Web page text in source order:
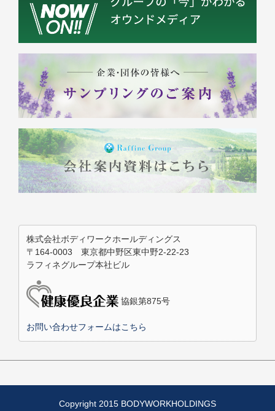
株式会社ボディワークホールディングス
〒164-0003 東京都中野区東中野2-22-23
ラフィネグループ本社ビル
協銀第875号
お問い合わせフォームはこちら
Copyright 2015 BODYWORKHOLDINGS